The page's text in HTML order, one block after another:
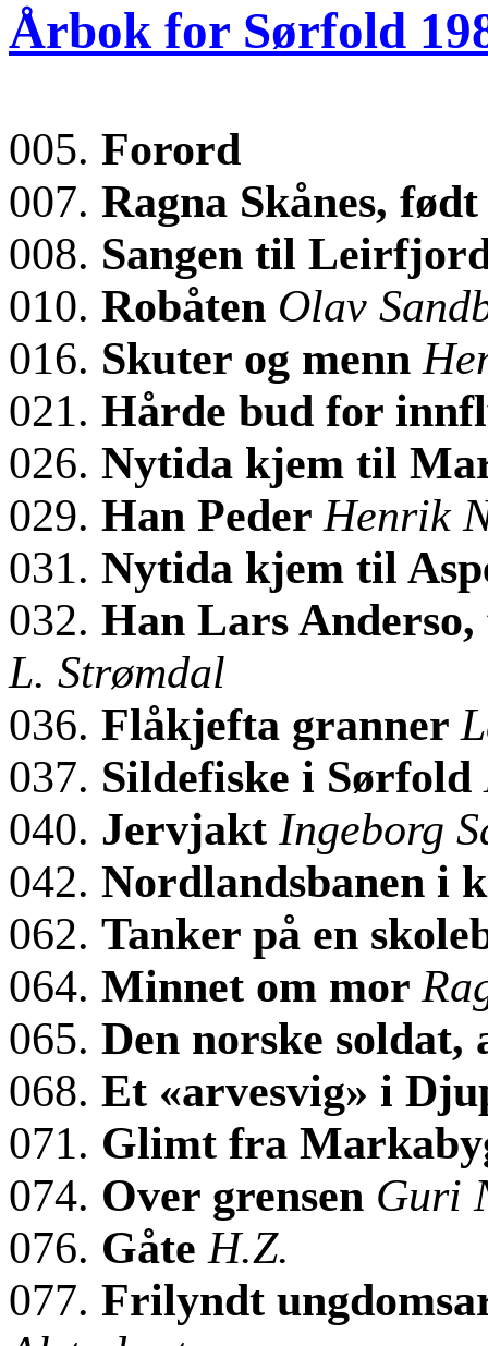
Årbok for Sørfold
005. Forord
007. Ragna Skånes,
008. Sangen til
010. Robåten Olav
016. Skuter og menn
021. Hårde bud for
026. Nytida kjem til
029. Han PederHenrik
031. Nytida kjem til
032. Han Lars
L. Strømdal
036. Flåkjefta granner
037. Sildefiske i Sørfold
040. JervjaktIngeborg
042. Nordlandsbanen i
062. Tanker på en
064. Minnet om mor
065. Den norske soldat,
068. Et «arvesvig» i
071. Glimt fra
074. Over grensen Guri
076. GåteH.Z.
077. Frilyndt